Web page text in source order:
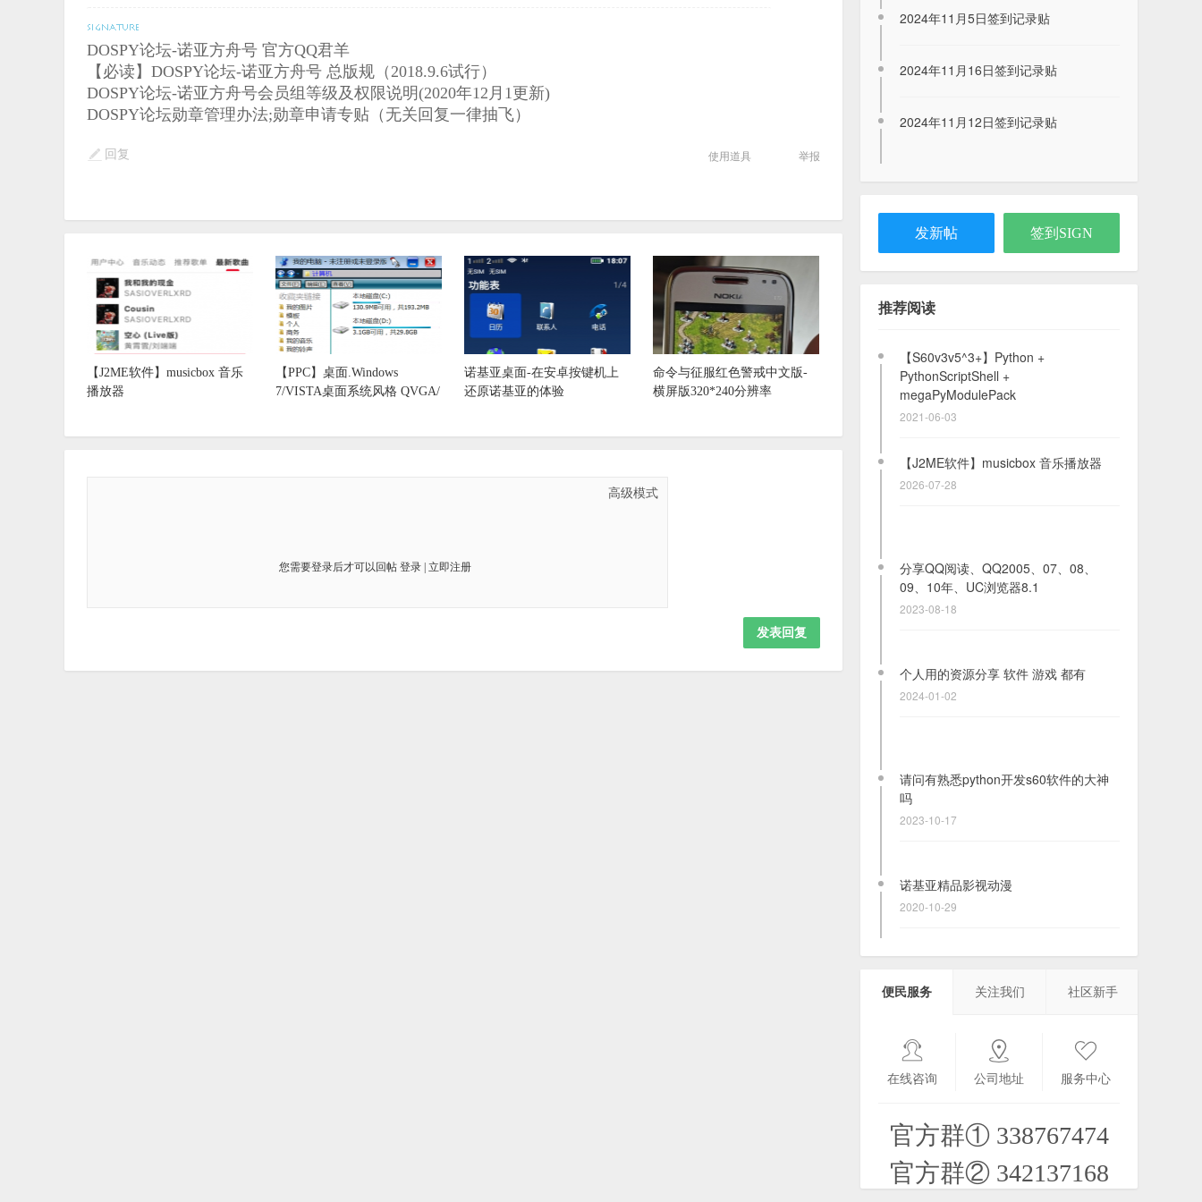
2024年11月5日签到记录贴
2024年11月16日签到记录贴
2024年11月12日签到记录贴
发新帖 签到SIGN
推荐阅读
2026年8月7日签到记录贴
2026-08-07
【S60v3v5^3+】Python +
PythonScriptShell +
megaPyModulePack
2021-06-03
【J2ME软件】musicbox 音乐播放器
2026-07-28
分享QQ阅读、QQ2005、07、08、
09、10年、UC浏览器8.1
2023-08-18
个人用的资源分享 软件 游戏 都有
2024-01-02
请问有熟悉python开发s60软件的大神
吗
2023-10-17
诺基亚精品影视动漫
2020-10-29
掌机模拟器超级大全（理论上支持v3、
便民服务 关注我们 社区新手
在线咨询 公司地址 服务中心
官方群① 338767474
官方群② 342137168
DOSPY论坛-诺亚方舟号 官方QQ君羊
【必读】DOSPY论坛-诺亚方舟号 总版规（2018.9.6试行）
DOSPY论坛-诺亚方舟号会员组等级及权限说明(2020年12月1更新)
DOSPY论坛勋章管理办法;勋章申请专贴（无关回复一律抽飞）
回复 使用道具 举报
【J2ME软件】musicbox 音乐
播放器
【PPC】桌面.Windows
7/VISTA桌面系统风格 QVGA/
诺基亚桌面-在安卓按键机上
还原诺基亚的体验
命令与征服红色警戒中文版-
横屏版320*240分辨率
高级模式
您需要登录后才可以回帖 登录| 立即注册
发表回复